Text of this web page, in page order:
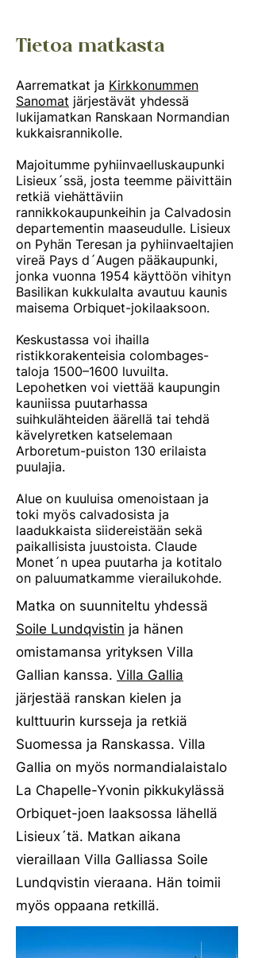
Tietoa matkasta
Aarrematkat ja Kirkkonummen
Sanomat järjestävät yhdessä
lukijamatkan Ranskaan Normandian
kukkaisrannikolle.
Majoitumme pyhiinvaelluskaupunki
Lisieux´ssä, josta teemme päivittäin
retkiä viehättäviin
rannikkokaupunkeihin ja Calvadosin
departementin maaseudulle. Lisieux
on Pyhän Teresan ja pyhiinvaeltajien
vireä Pays d´Augen pääkaupunki,
jonka vuonna 1954 käyttöön vihityn
Basilikan kukkulalta avautuu kaunis
maisema Orbiquet-jokilaaksoon.
Keskustassa voi ihailla
ristikkorakenteisia colombages-
taloja 1500–1600 luvuilta.
Lepohetken voi viettää kaupungin
kauniissa puutarhassa
suihkulähteiden äärellä tai tehdä
kävelyretken katselemaan
Arboretum-puiston 130 erilaista
puulajia.
Alue on kuuluisa omenoistaan ja
toki myös calvadosista ja
laadukkaista siidereistään sekä
paikallisista juustoista. Claude
Monet´n upea puutarha ja kotitalo
on paluumatkamme vierailukohde.
Matka on suunniteltu yhdessä
Soile Lundqvistin ja hänen
omistamansa yrityksen Villa
Gallian kanssa. Villa Gallia
järjestää ranskan kielen ja
kulttuurin kursseja ja retkiä
Suomessa ja Ranskassa. Villa
Gallia on myös normandialaistalo
La Chapelle-Yvonin pikkukylässä
Orbiquet-joen laaksossa lähellä
Lisieux´tä. Matkan aikana
vieraillaan Villa Galliassa Soile
Lundqvistin vieraana. Hän toimii
myös oppaana retkillä.